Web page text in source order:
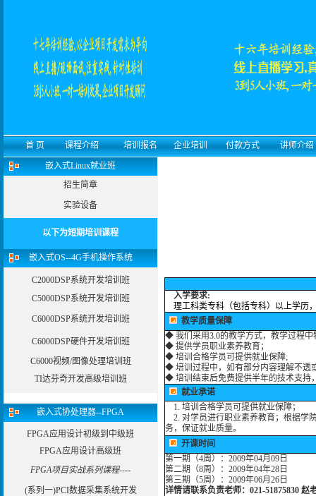
首 页 课程介绍 培训报名 企业培训 付款方式 讲师介绍
嵌入式Linux就业班
招生简章
实验设备
以下为短期培训课程
嵌入式OS--4G手机操作系统
C2000DSP系统开发培训班
C5000DSP系统开发培训班
C6000DSP系统开发培训班
C6000DSP硬件开发培训班
C6000视频/图像处理培训班
TI达芬奇开发高级培训班
嵌入式协处理器--FPGA
FPGA应用设计初级到中级班
FPGA应用设计高级班
FPGA项目实战系列课程----
(系列一)PCI数据采集系统开发
入学要求:
理工科类专科（包括专科）以上学历
教学质量保障
◆ 我们采用3.0的教学方式，教学过程
◆ 提供学员职业素养教育；
◆ 培训合格学员可提供就业保障;
◆ 培训过程中，如有部分内容理解不透
◆ 培训结束后免费提供半年的技术支持
就业承诺
1. 培训合格学员可提供就业保障；
2. 对学员进行职业素养教育；根据学
务，保证就业质量。
开课时间
第一期（4周）
：2009年04月09日
第二期（8周）
：2009年04年28日
第三期（5周）
：2009年06月26日
详情请联系负责老师：021-51875830 赵